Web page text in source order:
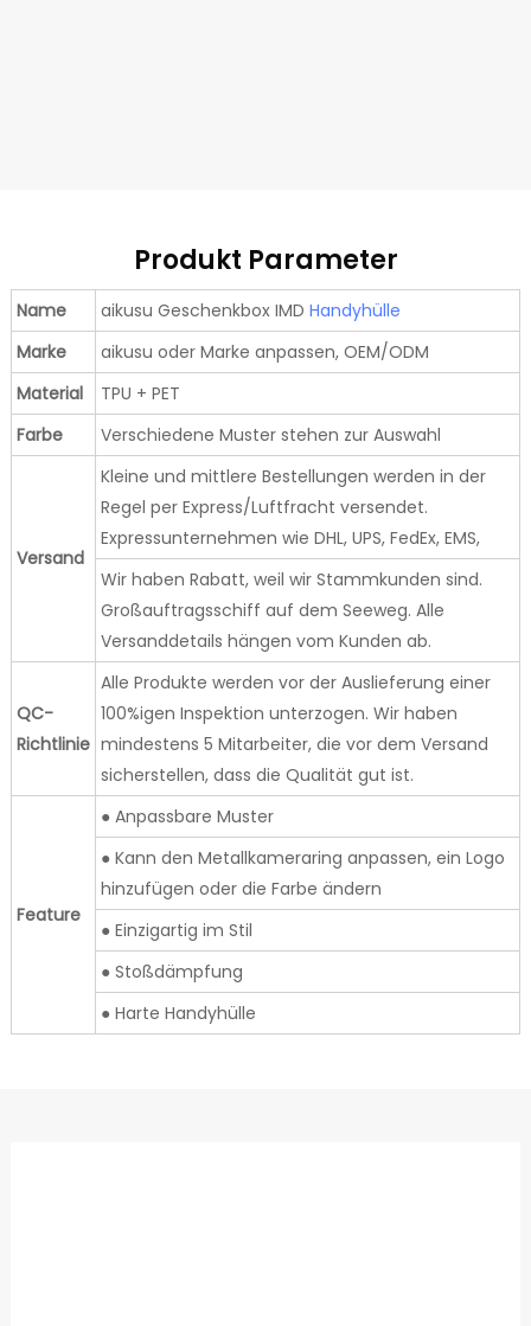
Produkt Parameter
Name aikusu Geschenkbox IMD Handyhülle
Marke
aikusu oder Marke anpassen, OEM/ODM
Material
TPU + PET
Farbe
Verschiedene Muster stehen zur Auswahl
Versand
Kleine und mittlere Bestellungen werden in der
Regel per Express/Luftfracht versendet.
Expressunternehmen wie DHL, UPS, FedEx, EMS,
Wir haben Rabatt, weil wir Stammkunden sind.
Großauftragsschiff auf dem Seeweg. Alle
Versanddetails hängen vom Kunden ab.
QC-
Richtlinie
Alle Produkte werden vor der Auslieferung einer
100%igen Inspektion unterzogen. Wir haben
mindestens 5 Mitarbeiter, die vor dem Versand
sicherstellen, dass die Qualität gut ist.
Feature
● Anpassbare Muster
● Kann den Metallkameraring anpassen, ein Logo
hinzufügen oder die Farbe ändern
● Einzigartig im Stil
● Stoßdämpfung
● Harte Handyhülle